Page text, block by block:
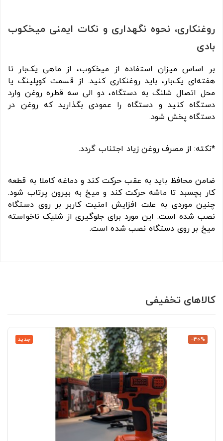
روغن‏کاری، نحوه نگهداری و نکات ایمنی میخکوب
بادی
بر اساس میزان استفاده از میخکوب، از ماهی یک‌بار تا
هفته‌‏ای یک‌بار، باید روغن‏کاری کنید. از قسمت کوپلینگ یا
محل اتصال شلنگ به دستگاه، دو الی سه قطره روغن وارد
دستگاه کنید و دستگاه را عمودی بگذارید که روغن در
دستگاه پخش شود.
*نکته: از مصرف روغن زیاد اجتناب گردد.
ضامن محافظ باید به عقب حرکت کند و دماغه کاملا به قطعه
کار بچسبد تا ماشه حرکت کند و میخ به بیرون پرتاب شود.
چنین موردی به علت افزایش امنیت کاربر بر روی دستگاه
نصب شده است. این مورد برای جلوگیری از شلیک ناخواسته
میخ بر روی دستگاه نصب شده است.
کالاهای تخفیفی
جدید ‎−40%